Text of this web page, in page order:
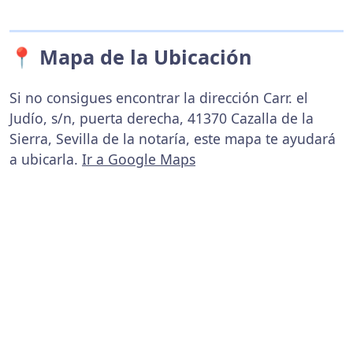
📍 Mapa de la Ubicación
Si no consigues encontrar la dirección Carr. el
Judío, s/n, puerta derecha, 41370 Cazalla de la
Sierra, Sevilla de la notaría, este mapa te ayudará
a ubicarla. Ir a Google Maps